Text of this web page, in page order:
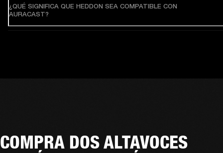
¿QUÉ SIGNIFICA QUE HEDDON SEA COMPATIBLE CON
AURACAST?
COMPRA DOS ALTAVOCES